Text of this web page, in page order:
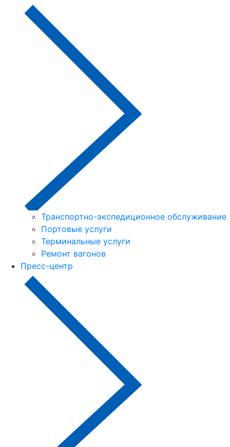
Транспортно-экспедиционное обслуживание
Портовые услуги
Терминальные услуги
Ремонт вагонов
Пресс-центр